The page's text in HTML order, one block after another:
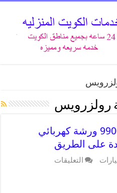
رولزرويس
كراج رولزرويس 99009551 ورشة كهربائي
على الطريق
التعليقات